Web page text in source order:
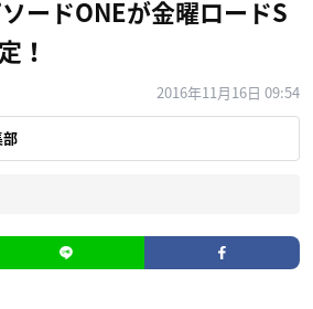
ードONEが金曜ロードS
！
2016年11月16日 09:54
部